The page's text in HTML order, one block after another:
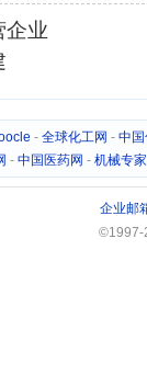
企业
- 全球化工网 - 中国
- 中国医药网 - 机械专
企业邮
©1997-